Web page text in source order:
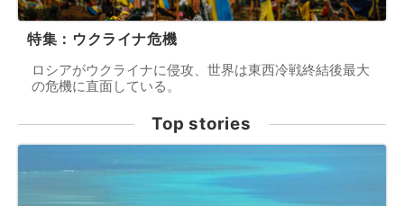
特集：ウクライナ危機
ロシアがウクライナに侵攻、世界は東西冷戦終結後最大
の危機に直面している。
Top stories